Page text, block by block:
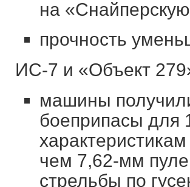
на
прочность
ИС-7 и «Объект
машины
боеприпасы для
чем 7,62-мм
стрельбы по